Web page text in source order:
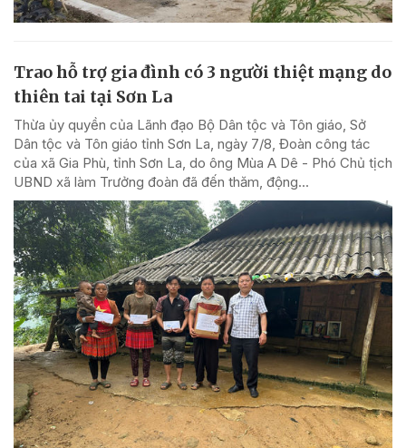
Trao hỗ trợ gia đình có 3 người thiệt mạng do
thiên tai tại Sơn La
Thừa ủy quyền của Lãnh đạo Bộ Dân tộc và Tôn giáo, Sở
Dân tộc và Tôn giáo tỉnh Sơn La, ngày 7/8, Đoàn công tác
của xã Gia Phù, tỉnh Sơn La, do ông Mùa A Dê - Phó Chủ tịch
UBND xã làm Trưởng đoàn đã đến thăm, động...